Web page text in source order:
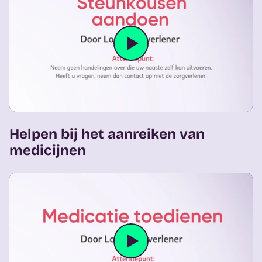
Video
Helpen bij het aanreiken van
medicijnen
Video